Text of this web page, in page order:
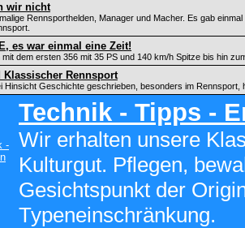
wir nicht
Rennsporthelden, Manager und Macher. Es gab
es war einmal eine Zeit!
dem ersten 356 mit 35 PS und 140 km/h Spitze bis hin
Klassischer Rennsport
Hinsicht Geschichte geschrieben, besonders im Rennsport,
Technik - Tipps -
Wir erhalten unsere
Kulturgut. Pflegen,
Gesichtspunkt der
Typeneinschränkung.